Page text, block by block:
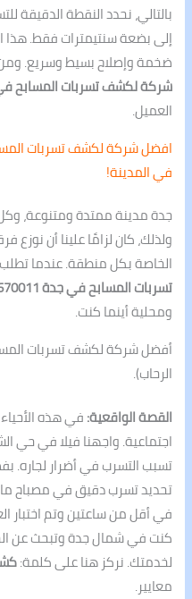
بالتالي، نحدد النقطة الدقيقة
إلى بضعة سنتيمترات فقط. هذا
ضخمة وإصلاح بسيط وسريع. ومن
شركة لكشف تسربات المسابح
العميل.
افضل شركة لكشف تسربات
في المدينة!
جدة مدينة ممتدة ومتنوعة،
ولذلك، كان لزامًا علينا أن نوزع
الخاصة بكل منطقة. عندما
تسربات المسابح في جدة 0546670011
ومحلية أينما كنت.
أفضل شركة لكشف تسربات
الرحاب).
القصة الواقعية:في هذه
اجتماعية. واجهنا فيلا في حي
تسبب التسرب في أضرار لجاره.
تحديد تسرب دقيق في مصباح
في أقل من ساعتين وتم اختبار
كنت في شمال جدة وتبحث عن
لخدمتك. نركز هنا على كلمة:
معايير.